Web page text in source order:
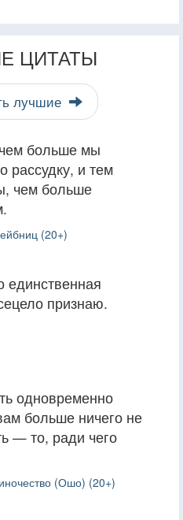
ЦИТАТЫ
лучшие
больше мы
рассудку, и тем
чем больше
(20+)
единственная
признаю.
одновременно
больше ничего не
— то, ради чего
(Ошо) (20+)